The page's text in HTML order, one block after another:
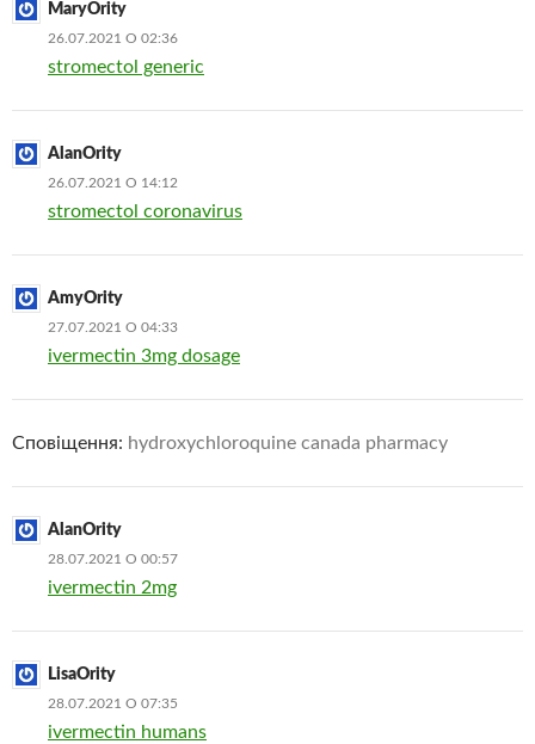
MaryOrity
26.07.2021 О 02:36
stromectol generic
AlanOrity
26.07.2021 О 14:12
stromectol coronavirus
AmyOrity
27.07.2021 О 04:33
ivermectin 3mg dosage
Сповіщення: hydroxychloroquine canada pharmacy
AlanOrity
28.07.2021 О 00:57
ivermectin 2mg
LisaOrity
28.07.2021 О 07:35
ivermectin humans